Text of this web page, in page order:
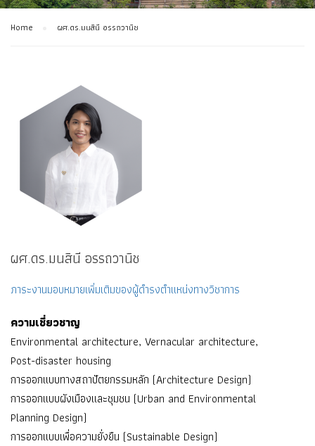
Home ผศ.ดร.มนสินี อรรถวานิช
ผศ.ดร.มนสินี อรรถวานิช
ภาระงานมอบหมายเพิ่มเติมของผู้ดำรงตำแหน่งทางวิชาการ
ความเชี่ยวชาญ
Environmental architecture, Vernacular architecture,
Post-disaster housing
การออกแบบทางสถาปัตยกรรมหลัก (Architecture Design)
การออกแบบผังเมืองและชุมชน (Urban and Environmental
Planning Design)
การออกแบบเพื่อความยั่งยืน (Sustainable Design)